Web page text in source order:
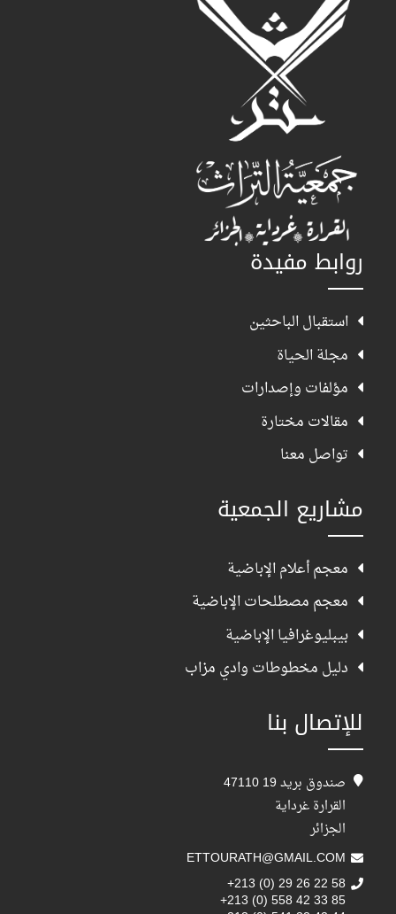
روابط مفيدة
استقبال الباحثين
مجلة الحياة
مؤلفات وإصدارات
مقالات مختارة
تواصل معنا
مشاريع الجمعية
معجم أعلام الإباضية
معجم مصطلحات الإباضية
بيبليوغرافيا الإباضية
دليل مخطوطات وادي مزاب
للإتصال بنا
صندوق بريد 19 47110
القرارة غرداية
الجزائر
ETTOURATH@GMAIL.COM
+213 (0) 29 26 22 58
+213 (0) 558 42 33 85